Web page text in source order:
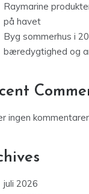
Raymarine
på havet
Byg sommerhus i
bæredygtighed og
ingen
juli 2026